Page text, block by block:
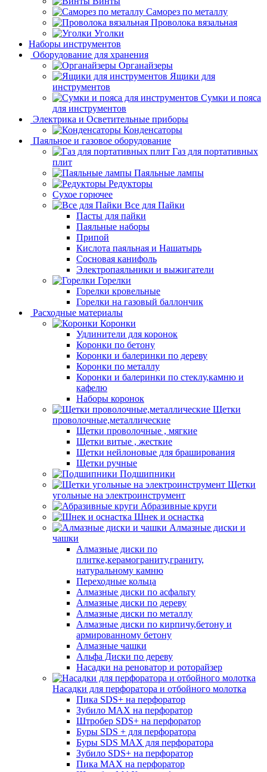
Саморез по металлу
Проволока вязальная
Уголки
Наборы инструментов
Оборудование для хранения
Органайзеры
Ящики для
инструментов
Сумки и пояса
для инструментов
Электрика и Осветительные приборы
Конденсаторы
Паяльное и газовое оборудование
Газ для портативных
плит
Паяльные лампы
Редукторы
Сухое горючее
Все для Пайки
Пасты для пайки
Паяльные наборы
Припой
Кислота паяльная и Нашатырь
Сосновая канифоль
Электропаяльники и выжигатели
Горелки
Горелки кровельные
Горелки на газовый баллончик
Расходные материалы
Коронки
Удлинители для коронок
Коронки по бетону
Коронки и балеринки по дереву
Коронки по металлу
Коронки и балеринки по стеклу,камню и
кафелю
Наборы коронок
Щетки
проволочные,металлические
Щетки проволочные , мягкие
Щетки витые , жесткие
Щетки нейлоновые для браширования
Щетки ручные
Подшипники
Щетки
угольные на электроинструмент
Абразивные круги
Шнек и оснастка
Алмазные диски и
чашки
Алмазные диски по
плитке,керамограниту,граниту,
натуральному камню
Переходные кольца
Алмазные диски по асфальту
Алмазные диски по дереву
Алмазные диски по металлу
Алмазные диски по кирпичу,бетону и
армированному бетону
Алмазные чашки
Альфа Диски по дереву
Насадки на реноватор и роторайзер
Насадки для перфоратора и отбойного молотка
Пика SDS+ на перфоратор
Зубило MAX на перфоратор
Штробер SDS+ на перфоратор
Буры SDS + для перфоратора
Буры SDS MAX для перфоратора
Зубило SDS+ на перфоратор
Пика MAX на перфоратор